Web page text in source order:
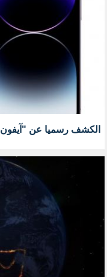
الكشف رسميا عن "آيفون 15"